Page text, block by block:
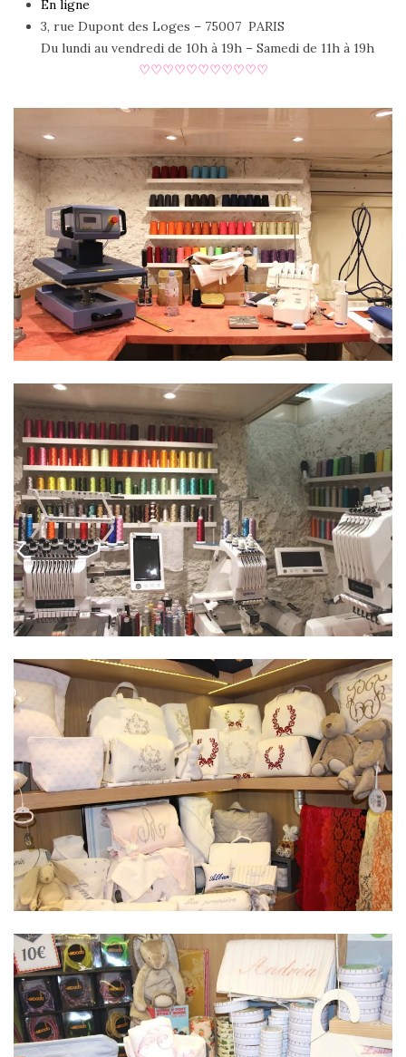
En ligne
3, rue Dupont des Loges – 75007 PARIS
Du lundi au vendredi de 10h à 19h – Samedi de 11h à 19h
♡♡♡♡♡♡♡♡♡♡♡